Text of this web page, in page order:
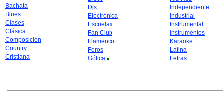
Bachata
Blues
Clases
Clásica
Composición
Country
Cristiana
Djs
Electrónica
Escuelas
Fan Club
Flamenco
Foros
Gótica
Independiente
Industrial
Instrumental
Instrumentos
Karaoke
Latina
Letras